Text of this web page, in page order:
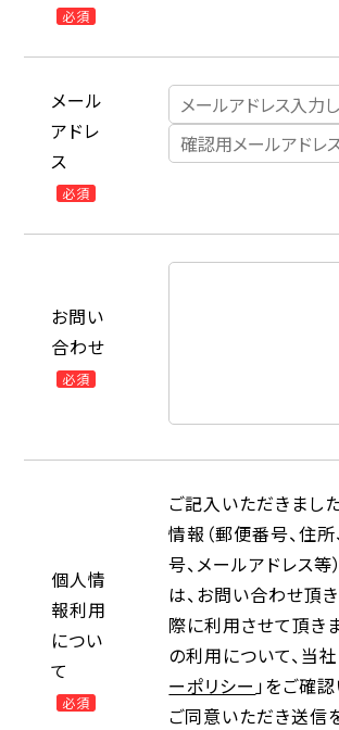
必須
メール
アドレ
ス
必須
お問い
合わせ
必須
個人情
報利用
につい
て
必須
ご記入いただきまし
情報（郵便番号、住所
号、メールアドレス等
は、お問い合わせ頂
際に利用させて頂き
の利用について、当社
ーポリシー」をご確
ご同意いただき送信